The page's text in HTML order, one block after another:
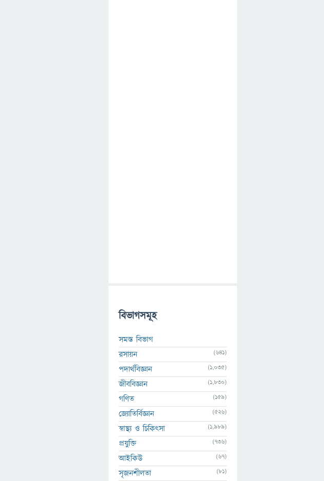
বিভাগসমূহ
সমস্ত বিভাগ
রসায়ন
(641)
পদার্থবিজ্ঞান (1,035)
জীববিজ্ঞান (1,830)
গণিত (159)
জ্যোতির্বিজ্ঞান (526)
স্বাস্থ্য ও চিকিৎসা (1,989)
প্রযুক্তি (736)
আইকিউ (67)
সৃজনশীলতা (81)